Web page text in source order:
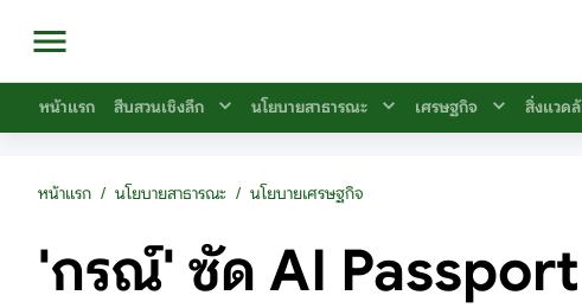
หน้าแรก สืบสวนเชิงลึก นโยบายสาธารณะ เศรษฐกิจ สิ่งแวด
หน้าแรก / นโยบายสาธารณะ / นโยบายเศรษฐกิจ
'กรณ์' ซัด AI Passport